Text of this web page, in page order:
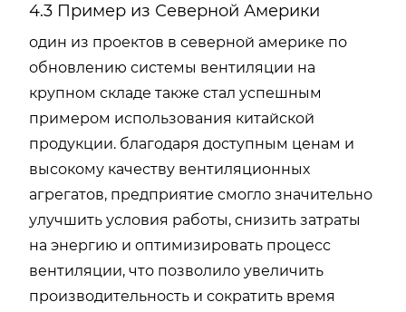
4.3 Пример из Северной Америки
один из проектов в северной америке по
обновлению системы вентиляции на
крупном складе также стал успешным
примером использования китайской
продукции. благодаря доступным ценам и
высокому качеству вентиляционных
агрегатов, предприятие смогло значительно
улучшить условия работы, снизить затраты
на энергию и оптимизировать процесс
вентиляции, что позволило увеличить
производительность и сократить время